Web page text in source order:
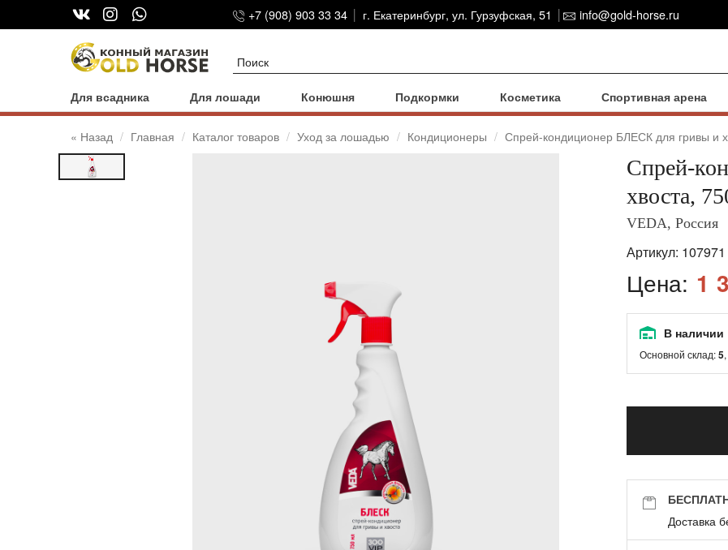
+7 (908) 903 33 34 г. Екатеринбург, ул. Гурзуфская, 51 info@gold-horse.ru
Для всадника Для лошади Конюшня Подкормки Косметика Спортивная арена
« Назад Главная Каталог товаров Уход за лошадью Кондиционеры Спрей-кондиционер БЛЕСК для гривы и
Спрей-
хвоста,
VEDA, Россия
Артикул: 107971
Цена: 1
В наличии
Основной склад:5,
Доставка